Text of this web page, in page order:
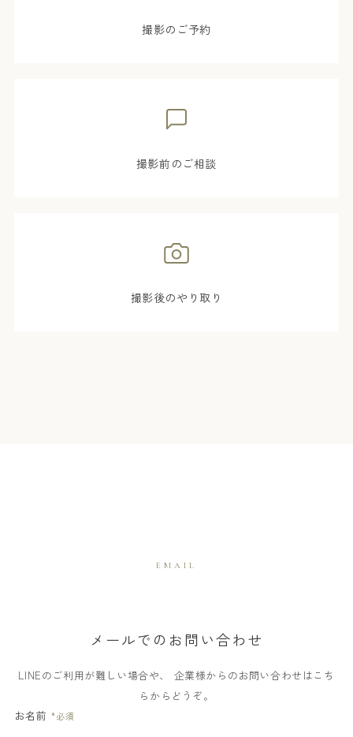
撮影のご予約
撮影前のご相談
撮影後のやり取り
EMAIL
メールでのお問い合わせ
LINEのご利用が難しい場合や、
企業様からのお問い合わせはこち
らからどうぞ。
お名前 *必須